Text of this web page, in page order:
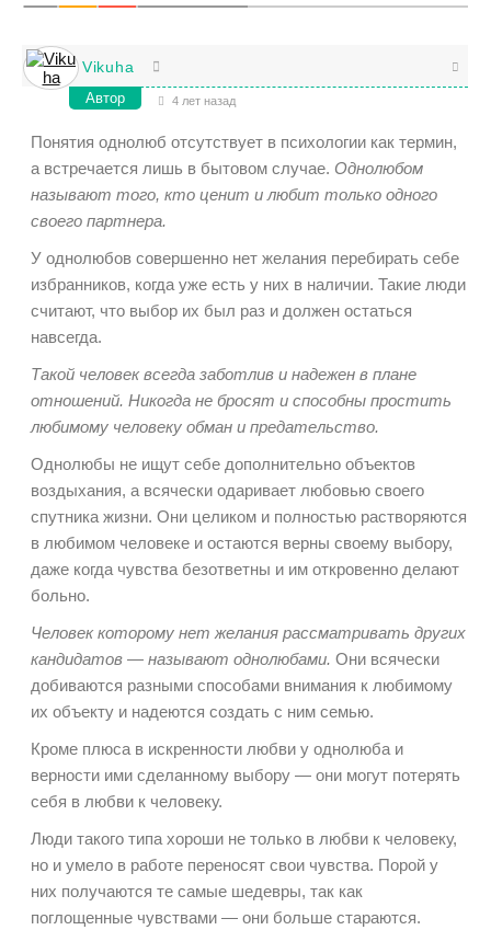
Vikuha
Автор 4 лет назад
Понятия однолюб отсутствует в психологии как термин,
а встречается лишь в бытовом случае. Однолюбом
называют того, кто ценит и любит только одного
своего партнера.
У однолюбов совершенно нет желания перебирать себе
избранников, когда уже есть у них в наличии. Такие люди
считают, что выбор их был раз и должен остаться
навсегда.
Такой человек всегда заботлив и надежен в плане
отношений. Никогда не бросят и способны простить
любимому человеку обман и предательство.
Однолюбы не ищут себе дополнительно объектов
воздыхания, а всячески одаривает любовью своего
спутника жизни. Они целиком и полностью растворяются
в любимом человеке и остаются верны своему выбору,
даже когда чувства безответны и им откровенно делают
больно.
Человек которому нет желания рассматривать других
кандидатов — называют однолюбами. Они всячески
добиваются разными способами внимания к любимому
их объекту и надеются создать с ним семью.
Кроме плюса в искренности любви у однолюба и
верности ими сделанному выбору — они могут потерять
себя в любви к человеку.
Люди такого типа хороши не только в любви к человеку,
но и умело в работе переносят свои чувства. Порой у
них получаются те самые шедевры, так как
поглощенные чувствами — они больше стараются.